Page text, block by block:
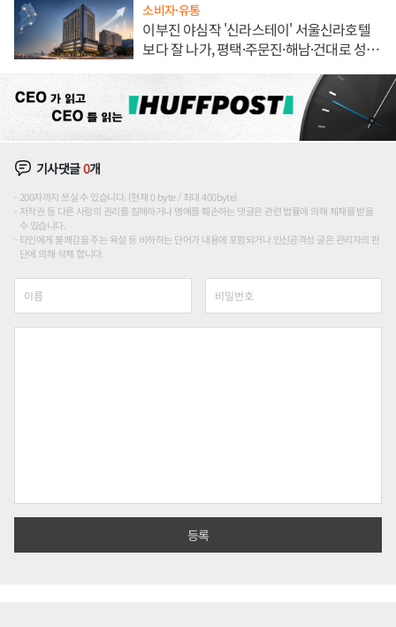
소비자·유통
이부진 야심작 '신라스테이' 서울신라호텔
보다 잘 나가, 평택·주문진·해남·건대로 성
기사댓글0개
200자까지 쓰실 수 있습니다. (현재 0 byte / 최대 400byte)
저작권 등 다른 사람의 권리를 침해하거나 명예를 훼손하는 댓글은 관련 법률에 의해 제재를 받을
수 있습니다.
타인에게 불쾌감을 주는 욕설 등 비하하는 단어가 내용에 포함되거나 인신공격성 글은 관리자의 판
단에 의해 삭제 합니다.